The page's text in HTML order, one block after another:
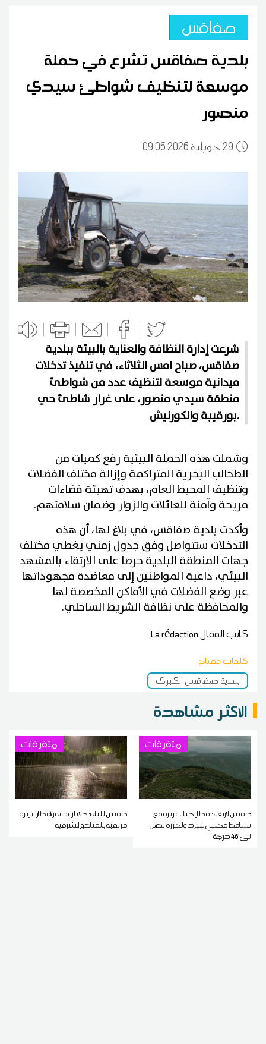
صفاقس
بلدية صفاقس تشرع في حملة
موسعة لتنظيف شواطئ سيدي
منصور
29 09:06 2026 جويلية
شرعت إدارة النظافة والعناية بالبيئة ببلدية
صفاقس، صباح امس الثلاثاء، في تنفيذ تدخلات
ميدانية موسعة لتنظيف عدد من شواطئ
منطقة سيدي منصور، على غرار شاطئ حي
بورقيبة والكورنيش.
وشملت هذه الحملة البيئية رفع كميات من
الطحالب البحرية المتراكمة وإزالة مختلف الفضلات
وتنظيف المحيط العام، بهدف تهيئة فضاءات
مريحة وآمنة للعائلات والزوار وضمان سلامتهم.
وأكدت بلدية صفاقس، في بلاغ لها، أن هذه
التدخلات ستتواصل وفق جدول زمني يغطي مختلف
جهات المنطقة البلدية حرصا على الارتقاء بالمشهد
البيئي، داعية المواطنين إلى معاضدة مجهوداتها
عبر وضع الفضلات في الأماكن المخصصة لها
والمحافظة على نظافة الشريط الساحلي.
كاتب المقالLa rédaction
كلمات مفتاح
بلدية صفاقس الكبرى
الاكثر مشاهدة
متفرقات
طقس الاربعاء: أمطار أحيانا غزيرة مع
تساقط محلي للبرد والحرارة تصل
إلى 46 درجة
متفرقات
طقس الليلة: خلايا رعدية وأمطار غزيرة
مرتقبة بالمناطق الشرقية